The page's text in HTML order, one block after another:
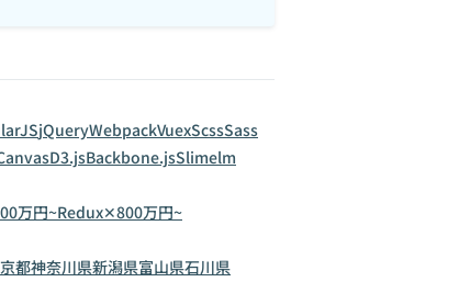
jQueryWebpackVuexScssSass
D3.jsBackbone.jsSlimelm
万円~Redux✕800万円~
都神奈川県新潟県富山県石川県